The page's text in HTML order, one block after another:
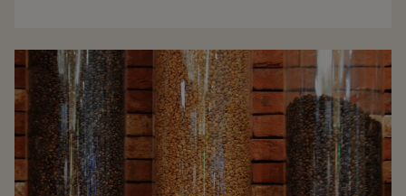
fordeler og ulemper med de forskjellige typene
maskiner.